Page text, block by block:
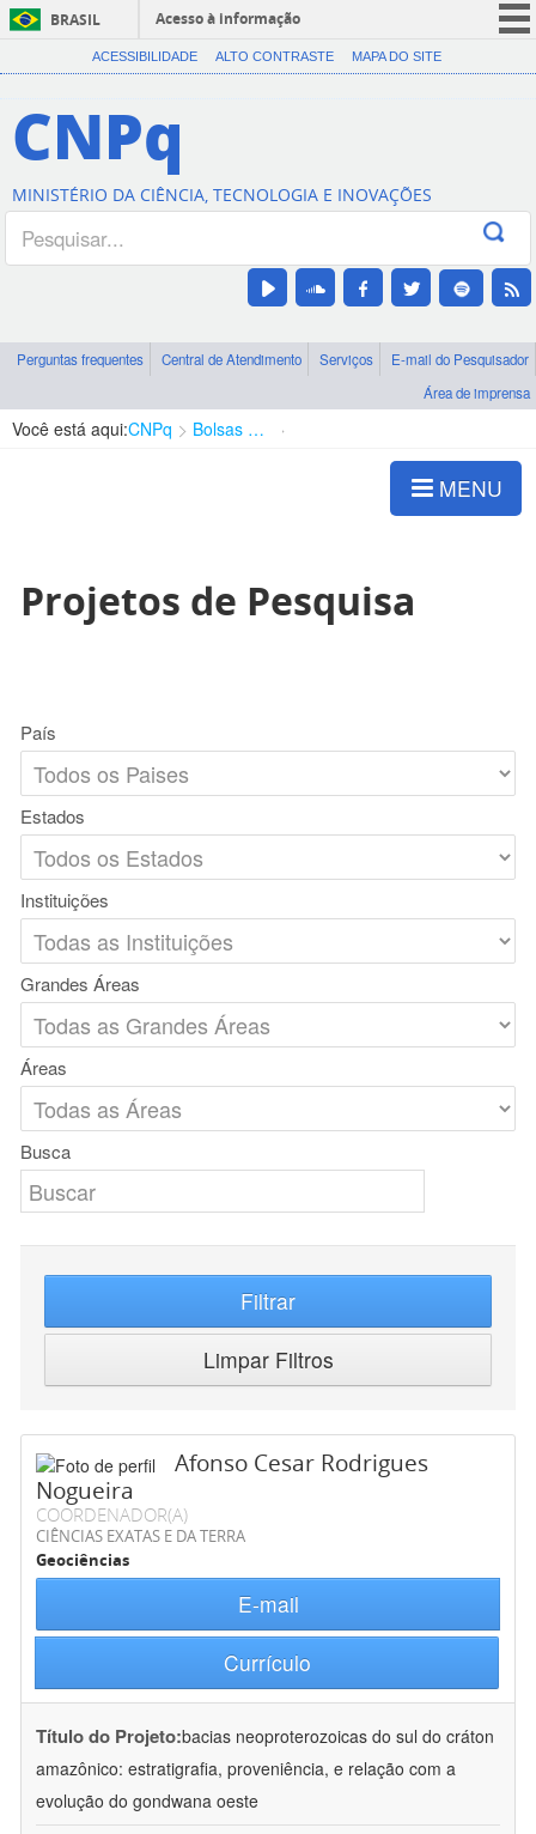
BRASIL
Acesso à informação
CORONAVÍRUS (COVID-19)
Canais
ACESSIBILIDADE ALTO CONTRASTE MAPA DO SITE
CNPq
MINISTÉRIO DA CIÊNCIA, TECNOLOGIA E INOVAÇÕES
Perguntas frequentes Central de Atendimento Serviços
E-mail do Pesquisador
Área de imprensa
Você está aqui:CNPq Bolsas e Auxílios Vigentes
MENU
Projetos de Pesquisa
País
Estados
Instituições
Grandes Áreas
Áreas
Busca
Filtrar
Limpar Filtros
Afonso Cesar Rodrigues
Nogueira
COORDENADOR(A)
CIÊNCIAS EXATAS E DA TERRA
Geociências
E-mail
Currículo
Título do Projeto:bacias neoproterozoicas do sul do cráton
amazônico: estratigrafia, proveniência, e relação com a
evolução do gondwana oeste